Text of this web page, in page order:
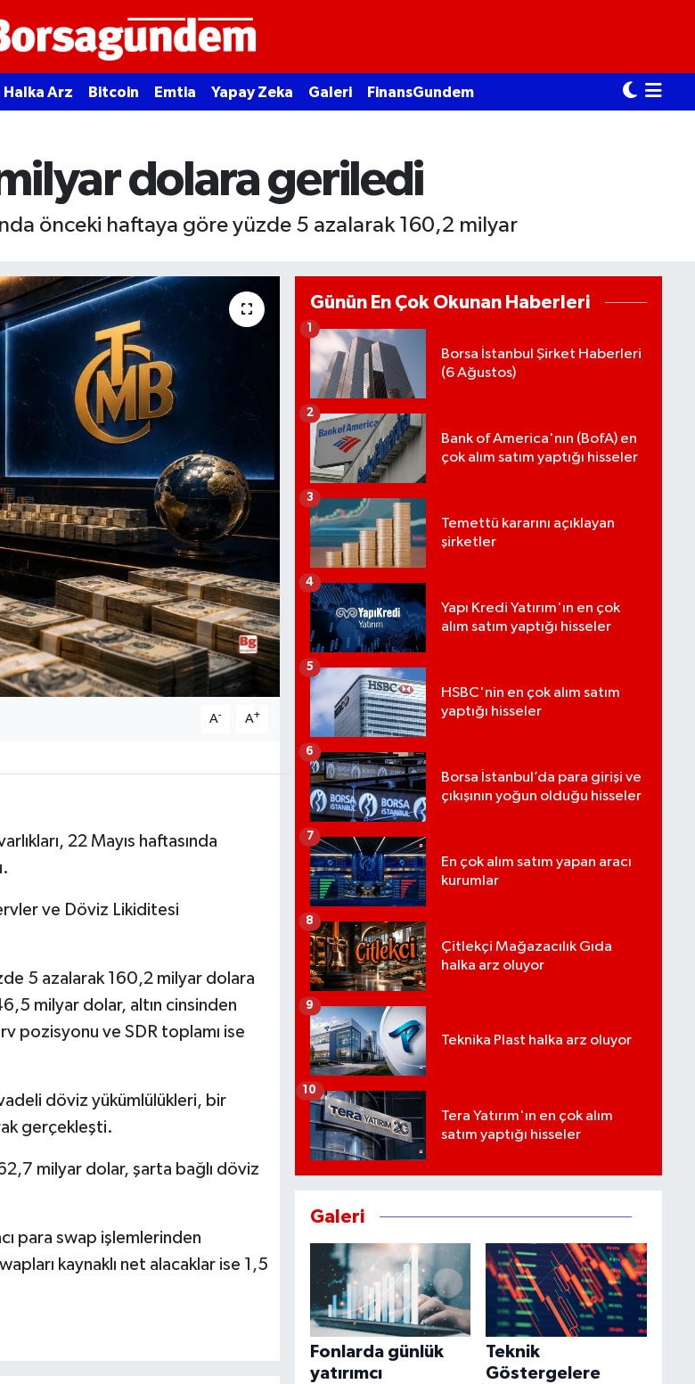
Halka Arz Bitcoin Emtia Yapay Zeka Galeri FinansGundem
dolara geriledi
önceki haftaya göre yüzde 5 azalarak 160,2 milyar
A- A+
22 Mayıs haftasında
ve Döviz Likiditesi
5 azalarak 160,2 milyar dolara
milyar dolar, altın cinsinden
pozisyonu ve SDR toplamı ise
döviz yükümlülükleri, bir
gerçekleşti.
milyar dolar, şarta bağlı döviz
para swap işlemlerinden
kaynaklı net alacaklar ise 1,5
Günün En Çok Okunan Haberleri
Borsa İstanbul Şirket Haberleri
(6 Ağustos)
1
Bank of America'nın (BofA) en
çok alım satım yaptığı hisseler
2
Temettü kararını açıklayan
şirketler
3
Yapı Kredi Yatırım'ın en çok
alım satım yaptığı hisseler
4
HSBC'nin en çok alım satım
yaptığı hisseler
5
Borsa İstanbul’da para girişi ve
çıkışının yoğun olduğu hisseler
6
En çok alım satım yapan aracı
kurumlar
7
Çitlekçi Mağazacılık Gıda
halka arz oluyor
8
Teknika Plast halka arz oluyor
9
Tera Yatırım'ın en çok alım
satım yaptığı hisseler
10
Galeri
Fonlarda günlük
yatırımcı
Teknik
Göstergelere